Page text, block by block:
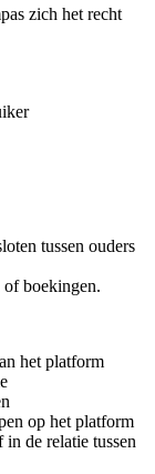
zich het recht
tussen ouders
of boekingen.
het platform
op het platform
de relatie tussen